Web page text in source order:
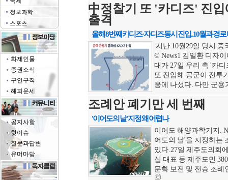
화제인물
증권소식
구인구직
해피운세
공지사항
핫이슈
질문과답변
유머마당
中정찰기 또 '카디즈' 진입
출격
올해 8번째 카디즈·자디즈 동시 진입..10월과 경로
지난 10월29일 당시
© News1 김일환 디자
대가 27일 우리 측 '카
또 진입해 공군이 전투
응에 나섰다. 다만 군
조례안 폐기만 세 번째
'이어도의 날' 지정 왜 어렵나
이어도 해양과학기지.
어도의 날'을 지정하는
있다.27일 제주도의회
십 대표 등 제주도민
문화 보전 및 전승 조례